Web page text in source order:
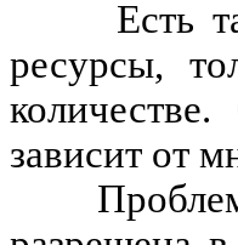
Есть
ресурсы,
зависит от